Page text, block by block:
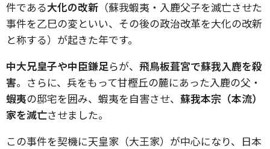
件である大化の改新 （蘇我蝦夷・入鹿父子を滅亡させた
事件を乙巳の変といい、その後の政治改革を大化の改新
と称する）が起きた年です。
中大兄皇子や中臣鎌足らが、 飛鳥板葺宮で蘇我入鹿を殺
害。さらに、兵をもって甘樫丘の麓にあった入鹿の父・
蝦夷の邸宅を囲み、蝦夷を自害させ、 蘇我本宗（本流）
家を滅亡させました。
この事件を契機に天皇家（大王家）が中心になり、日本